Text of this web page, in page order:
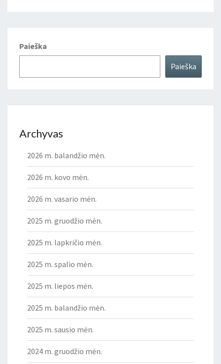
Paieška
Paieška
Archyvas
2026 m. balandžio mėn.
2026 m. kovo mėn.
2026 m. vasario mėn.
2025 m. gruodžio mėn.
2025 m. lapkričio mėn.
2025 m. spalio mėn.
2025 m. liepos mėn.
2025 m. balandžio mėn.
2025 m. sausio mėn.
2024 m. gruodžio mėn.